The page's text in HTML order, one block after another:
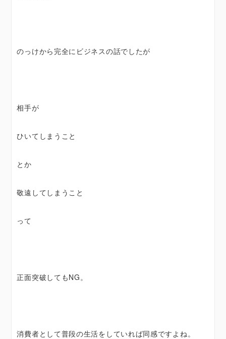
のっけから完全にビジネスの話でしたが
相手が
ひいてしまうこと
とか
敬遠してしまうこと
って
正面突破してもNG。
消費者として普段の生活をしていれば同感ですよね。